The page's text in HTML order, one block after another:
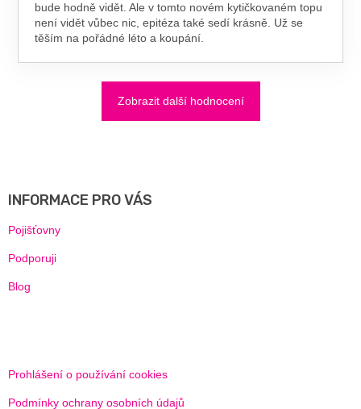
bude hodně vidět. Ale v tomto novém kytičkovaném topu
není vidět vůbec nic, epitéza také sedí krásně. Už se
těším na pořádné léto a koupání.
Zobrazit další hodnocení
INFORMACE PRO VÁS
Pojišťovny
Podporuji
Blog
Prohlášení o používání cookies
Podmínky ochrany osobních údajů